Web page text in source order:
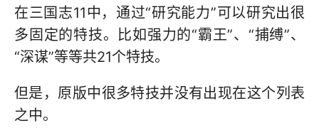
在三国志11中，通过“研究能力”可以研究出很
多固定的特技。比如强力的“霸王”、“捕缚”、
“深谋”等等共21个特技。
但是，原版中很多特技并没有出现在这个列表
之中。